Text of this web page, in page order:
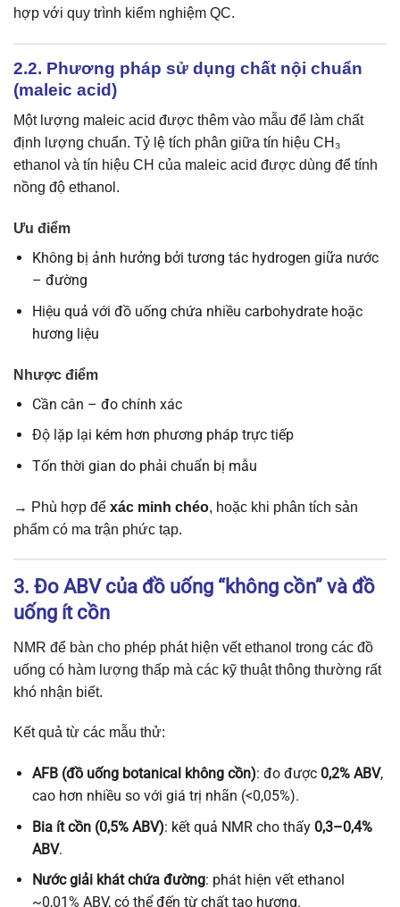
hợp với quy trình kiểm nghiệm QC.
2.2. Phương pháp sử dụng chất nội chuẩn
(maleic acid)
Một lượng maleic acid được thêm vào mẫu để làm chất
định lượng chuẩn. Tỷ lệ tích phân giữa tín hiệu CH₃
ethanol và tín hiệu CH của maleic acid được dùng để tính
nồng độ ethanol.
Ưu điểm
Không bị ảnh hưởng bởi tương tác hydrogen giữa nước
– đường
Hiệu quả với đồ uống chứa nhiều carbohydrate hoặc
hương liệu
Nhược điểm
Cần cân – đo chính xác
Độ lặp lại kém hơn phương pháp trực tiếp
Tốn thời gian do phải chuẩn bị mẫu
→ Phù hợp để xác minh chéo, hoặc khi phân tích sản
phẩm có ma trận phức tạp.
3. Đo ABV của đồ uống “không cồn” và đồ
uống ít cồn
NMR để bàn cho phép phát hiện vết ethanol trong các đồ
uống có hàm lượng thấp mà các kỹ thuật thông thường rất
khó nhận biết.
Kết quả từ các mẫu thử:
AFB (đồ uống botanical không cồn): đo được 0,2% ABV,
cao hơn nhiều so với giá trị nhãn (<0,05%).
Bia ít cồn (0,5% ABV): kết quả NMR cho thấy 0,3–0,4%
ABV.
Nước giải khát chứa đường: phát hiện vết ethanol
~0,01% ABV, có thể đến từ chất tạo hương.